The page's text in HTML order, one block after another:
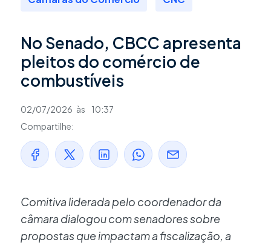
No Senado, CBCC apresenta
pleitos do comércio de
combustíveis
02/07/2026 às
10:37
Compartilhe:
Comitiva liderada pelo coordenador da
câmara dialogou com senadores sobre
propostas que impactam a fiscalização, a